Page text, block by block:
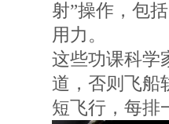
射”操作，包
用力。
这些功课科学
道，否则飞船
短飞行，每排